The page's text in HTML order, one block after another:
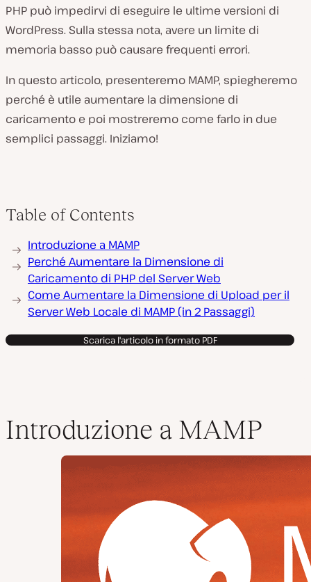
PHP può impedirvi di eseguire le ultime versioni di
WordPress. Sulla stessa nota, avere un limite di
memoria basso può causare frequenti errori.
In questo articolo, presenteremo MAMP, spiegheremo
perché è utile aumentare la dimensione di
caricamento e poi mostreremo come farlo in due
semplici passaggi. Iniziamo!
Table of Contents
Introduzione a MAMP
Perché Aumentare la Dimensione di
Caricamento di PHP del Server Web
Come Aumentare la Dimensione di Upload per il
Server Web Locale di MAMP (in 2 Passaggi)
Scarica l'articolo in formato PDF
Introduzione a MAMP